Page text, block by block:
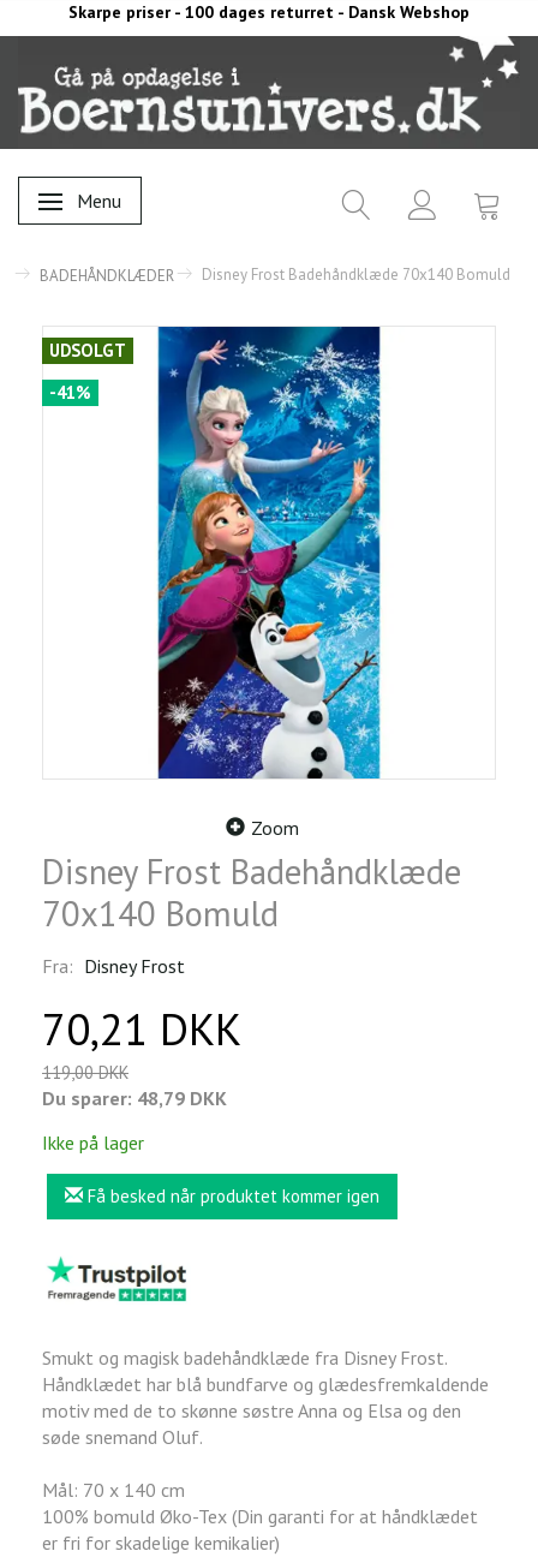
Skarpe priser - 100 dages returret - Dansk Webshop
Skifte navigation
Menu
BADEHÅNDKLÆDER Disney Frost Badehåndklæde 70x140 Bomuld
UDSOLGT
-41%
Zoom
Disney Frost Badehåndklæde
70x140 Bomuld
Fra: Disney Frost
70,21 DKK
119,00 DKK
Du sparer: 48,79 DKK
Ikke på lager
Få besked når produktet kommer igen
Smukt og magisk badehåndklæde fra Disney Frost.
Håndklædet har blå bundfarve og glædesfremkaldende
motiv med de to skønne søstre Anna og Elsa og den
søde snemand Oluf.
Mål: 70 x 140 cm
100% bomuld Øko-Tex (Din garanti for at håndklædet
er fri for skadelige kemikalier)